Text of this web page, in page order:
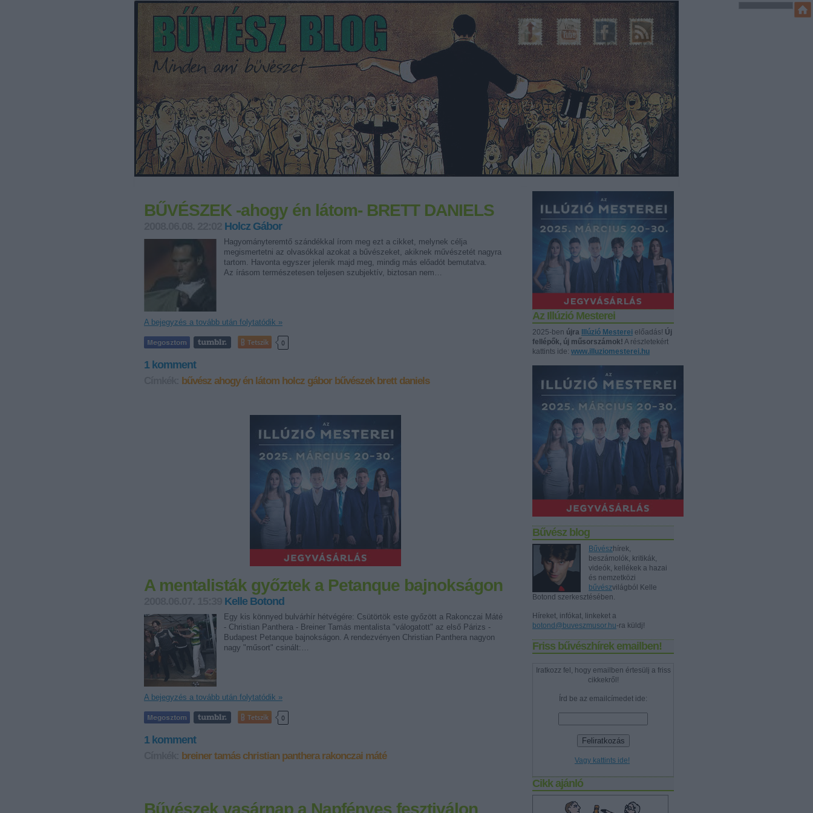
Az Illúzió Mesterei
2025-ben újra Illúzió Mesterei előadás! Új
fellépők, új műsorszámok! A részletekért
kattints ide: www.illuziomesterei.hu
Bűvész blog
Bűvész hírek,
beszámolók, kritikák,
videók, kellékek a hazai
és nemzetközi
bűvészvilágból Kelle
Botond szerkesztésében.
Híreket, infókat, linkeket a
botond@buveszmusor.hu-ra küldj!
Friss bűvészhírek emailben!
Iratkozz fel, hogy emailben értesülj a friss
cikkekről!
Írd be az emailcímedet ide:
Vagy kattints ide!
Cikk ajánló
BŰVÉSZEK -ahogy én látom- BRETT DANIELS
Holcz Gábor
Hagyományteremtő szándékkal írom meg ezt a cikket, melynek célja
megismertetni az olvasókkal azokat a bűvészeket, akiknek művészetét nagyra
tartom. Havonta egyszer jelenik majd meg, mindig más előadót bemutatva.
Az írásom természetesen teljesen szubjektív, biztosan nem…
A bejegyzés a tovább után folytatódik »
Tetszik 0
1komment
bűvész ahogy én látom holcz gábor bűvészek brett daniels
A mentalisták győztek a Petanque bajnokságon
Kelle Botond
Egy kis könnyed bulvárhír hétvégére: Csütörtök este győzött a Rakonczai Máté
- Christian Panthera - Breiner Tamás mentalista "válogatott" az első Párizs -
Budapest Petanque bajnokságon. A rendezvényen Christian Panthera nagyon
nagy "műsort" csinált:…
A bejegyzés a tovább után folytatódik »
Tetszik 0
1komment
breiner tamás christian panthera rakonczai máté
Bűvészek vasárnap a Napfényes fesztiválon